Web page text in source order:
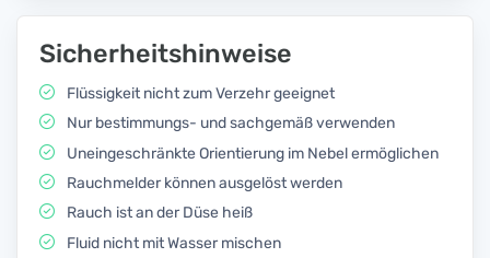
Sicherheitshinweise
Flüssigkeit nicht zum Verzehr geeignet
Nur bestimmungs- und sachgemäß verwenden
Uneingeschränkte Orientierung im Nebel ermöglichen
Rauchmelder können ausgelöst werden
Rauch ist an der Düse heiß
Fluid nicht mit Wasser mischen